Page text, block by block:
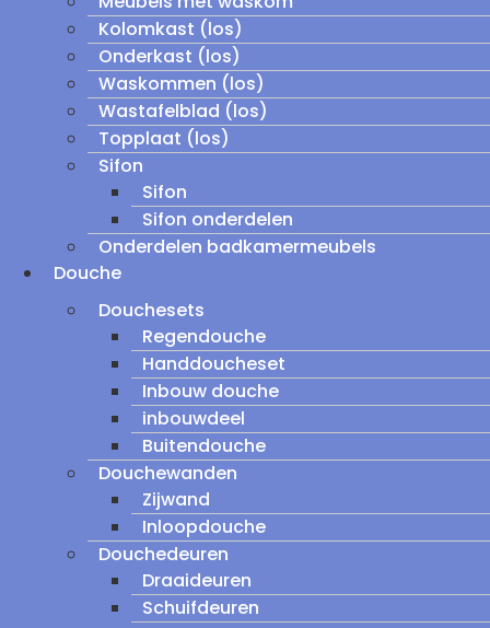
Kolomkast (los)
Onderkast (los)
Waskommen (los)
Wastafelblad (los)
Topplaat (los)
Sifon
Sifon
Sifon onderdelen
Onderdelen badkamermeubels
Douche
Douchesets
Regendouche
Handdoucheset
Inbouw douche
inbouwdeel
Buitendouche
Douchewanden
Zijwand
Inloopdouche
Douchedeuren
Draaideuren
Schuifdeuren